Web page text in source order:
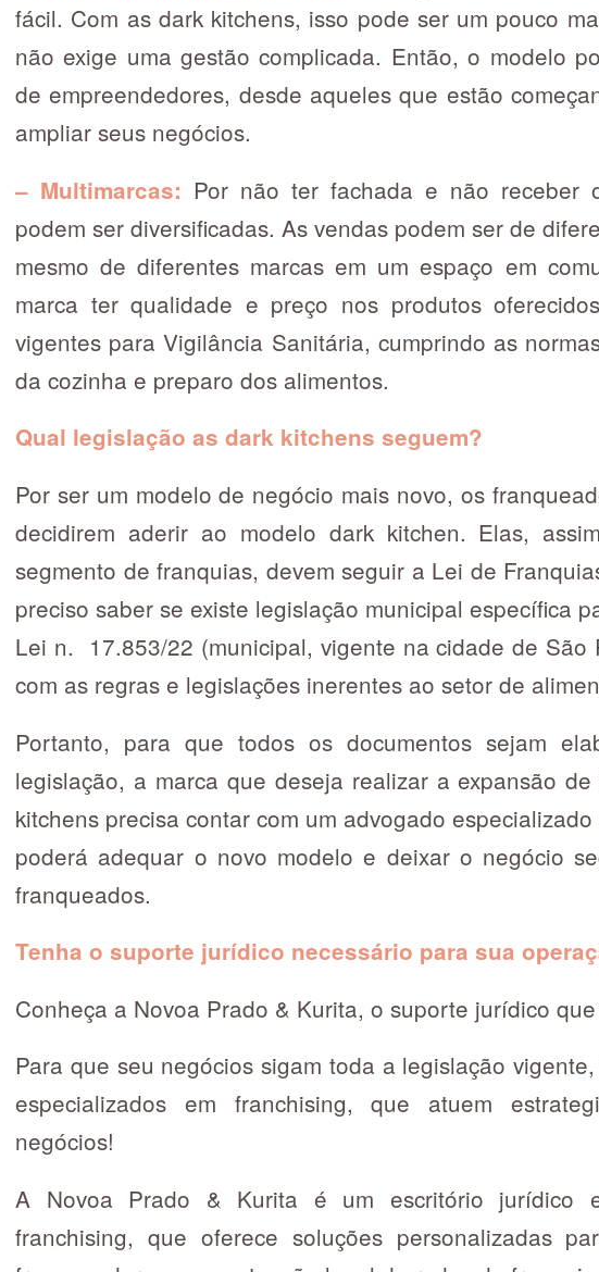
fácil. Com as dark kitchens, isso pode ser um pouco
não exige uma gestão complicada. Então, o modelo
de empreendedores, desde aqueles que estão
ampliar seus negócios.
– Multimarcas: Por não ter fachada e não receber
podem ser diversificadas. As vendas podem ser de
mesmo de diferentes marcas em um espaço em
marca ter qualidade e preço nos produtos
vigentes para Vigilância Sanitária, cumprindo as
da cozinha e preparo dos alimentos.
Qual legislação as dark kitchens seguem?
Por ser um modelo de negócio mais novo, os
decidirem aderir ao modelo dark kitchen. Elas,
segmento de franquias, devem seguir a Lei de
preciso saber se existe legislação municipal específica
Lei n. 17.853/22 (municipal, vigente na cidade de São
com as regras e legislações inerentes ao setor de
Portanto, para que todos os documentos sejam
legislação, a marca que deseja realizar a expansão
kitchens precisa contar com um advogado
poderá adequar o novo modelo e deixar o negócio
franqueados.
Tenha o suporte jurídico necessário para sua
Conheça a Novoa Prado & Kurita, o suporte jurídico
Para que seu negócios sigam toda a legislação
especializados em franchising, que atuem
negócios!
A Novoa Prado & Kurita é um escritório jurídico
franchising, que oferece soluções personalizadas